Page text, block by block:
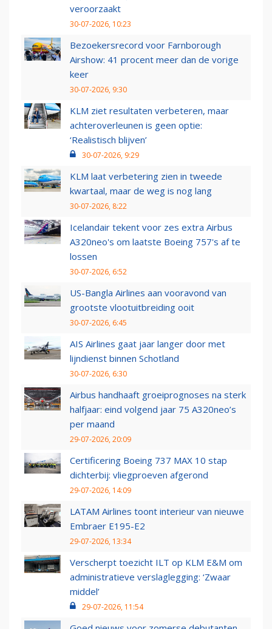
veroorzaakt
30-07-2026, 10:23
Bezoekersrecord voor Farnborough
Airshow: 41 procent meer dan de vorige
keer
30-07-2026, 9:30
KLM ziet resultaten verbeteren, maar
achteroverleunen is geen optie:
‘Realistisch blijven’
30-07-2026, 9:29
KLM laat verbetering zien in tweede
kwartaal, maar de weg is nog lang
30-07-2026, 8:22
Icelandair tekent voor zes extra Airbus
A320neo's om laatste Boeing 757's af te
lossen
30-07-2026, 6:52
US-Bangla Airlines aan vooravond van
grootste vlootuitbreiding ooit
30-07-2026, 6:45
AIS Airlines gaat jaar langer door met
lijndienst binnen Schotland
30-07-2026, 6:30
Airbus handhaaft groeiprognoses na sterk
halfjaar: eind volgend jaar 75 A320neo’s
per maand
29-07-2026, 20:09
Certificering Boeing 737 MAX 10 stap
dichterbij: vliegproeven afgerond
29-07-2026, 14:09
LATAM Airlines toont interieur van nieuwe
Embraer E195-E2
29-07-2026, 13:34
Verscherpt toezicht ILT op KLM E&M om
administratieve verslaglegging: ‘Zwaar
middel’
29-07-2026, 11:54